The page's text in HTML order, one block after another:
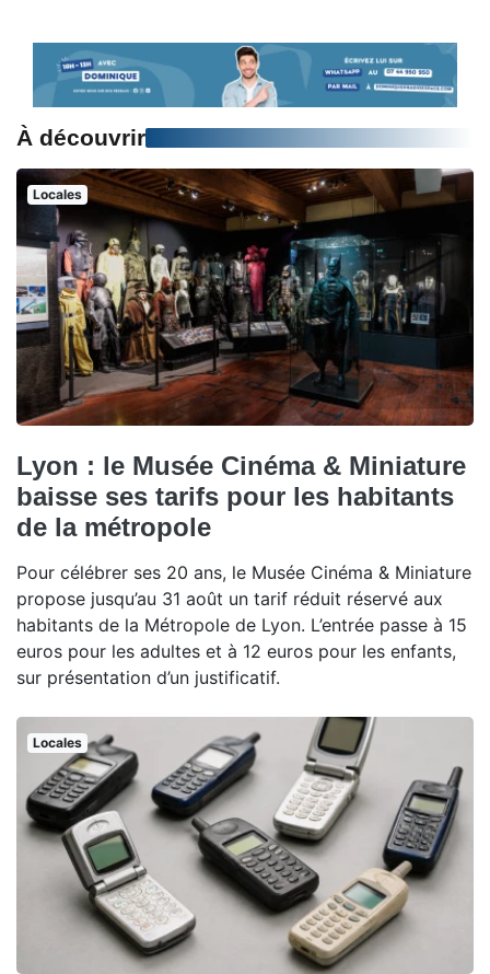
À découvrir
Locales
Lyon : le Musée Cinéma & Miniature
baisse ses tarifs pour les habitants
de la métropole
Pour célébrer ses 20 ans, le Musée Cinéma & Miniature
propose jusqu’au 31 août un tarif réduit réservé aux
habitants de la Métropole de Lyon. L’entrée passe à 15
euros pour les adultes et à 12 euros pour les enfants,
sur présentation d’un justificatif.
Locales